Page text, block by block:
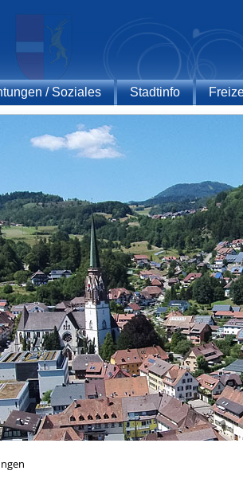
/ Soziales Stadtinfo